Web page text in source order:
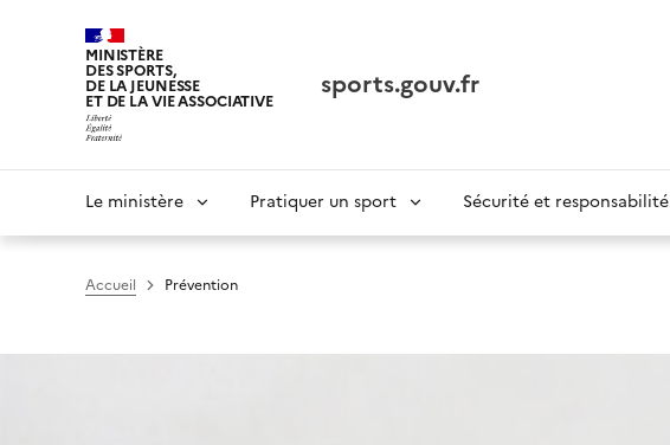
MINISTÈRE
DES SPORTS,
DE LA JEUNESSE
ET DE LA VIE ASSOCIATIVE sports.gouv.fr
Navigation
principale
Le ministère Pratiquer un sport Sécurité et responsabilité
Accueil Prévention